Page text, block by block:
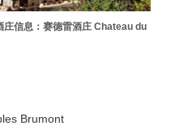
庄信息：赛德雷酒庄 Chateau du
Brumont